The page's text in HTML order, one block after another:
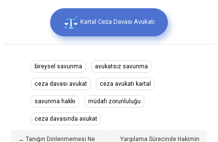
Kartal Ceza Davası Avukatı
bireysel savunma avukatsız savunma
ceza davası avukat ceza avukatı kartal
savunma hakkı müdafi zorunluluğu
ceza davasında avukat
← Tanığın Dinlenmemesi Ne
Yargılama Sürecinde Hakimin